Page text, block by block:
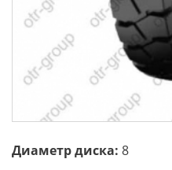
Диаметр диска: 8